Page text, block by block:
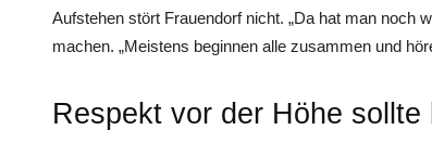
Aufstehen stört Frauendorf nicht. „Da hat man noch
machen. „Meistens beginnen alle zusammen und
Respekt vor der Höhe sollte